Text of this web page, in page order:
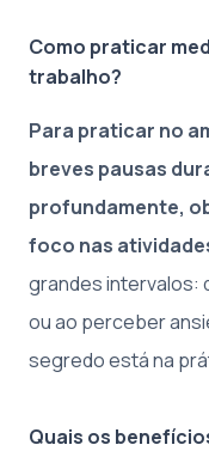
Como praticar
trabalho?
Para praticar no
breves pausas
profundamente,
foco nas
grandes intervalos:
ou ao perceber
segredo está na
Quais os